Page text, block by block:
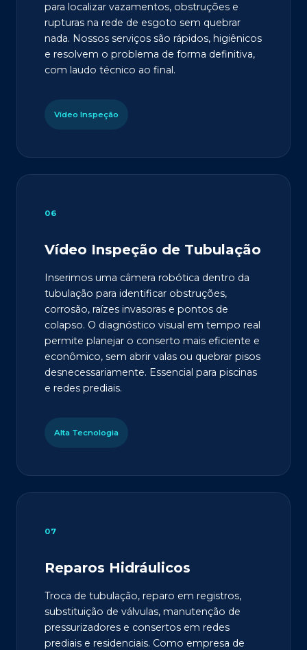
para localizar vazamentos, obstruções e
rupturas na rede de esgoto sem quebrar
nada. Nossos serviços são rápidos, higiênicos
e resolvem o problema de forma definitiva,
com laudo técnico ao final.
Vídeo Inspeção
06
Vídeo Inspeção de Tubulação
Inserimos uma câmera robótica dentro da
tubulação para identificar obstruções,
corrosão, raízes invasoras e pontos de
colapso. O diagnóstico visual em tempo real
permite planejar o conserto mais eficiente e
econômico, sem abrir valas ou quebrar pisos
desnecessariamente. Essencial para piscinas
e redes prediais.
Alta Tecnologia
07
Reparos Hidráulicos
Troca de tubulação, reparo em registros,
substituição de válvulas, manutenção de
pressurizadores e consertos em redes
prediais e residenciais. Como empresa de